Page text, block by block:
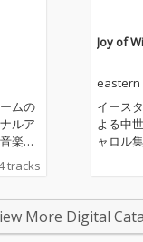
ムの
ルア
楽を
、民
イザ
tracks
Joy of
eastern
イース
よる中
ャロル集
More Digital